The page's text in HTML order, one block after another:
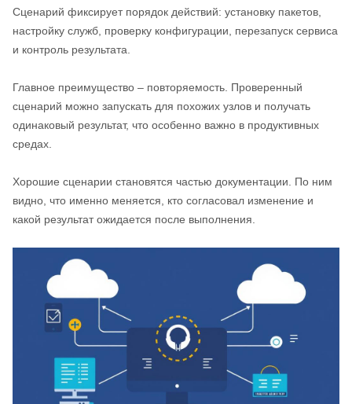
Сценарий фиксирует порядок действий: установку пакетов,
настройку служб, проверку конфигурации, перезапуск сервиса
и контроль результата.
Главное преимущество – повторяемость. Проверенный
сценарий можно запускать для похожих узлов и получать
одинаковый результат, что особенно важно в продуктивных
средах.
Хорошие сценарии становятся частью документации. По ним
видно, что именно меняется, кто согласовал изменение и
какой результат ожидается после выполнения.